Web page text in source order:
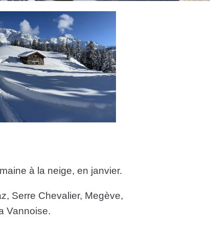
à la neige, en janvier.
Serre Chevalier, Megève,
Vannoise.